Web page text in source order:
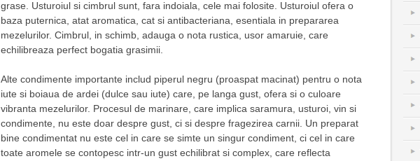
grase. Usturoiul si cimbrul sunt, fara indoiala, cele mai folosite. Usturoiul ofera o
baza puternica, atat aromatica, cat si antibacteriana, esentiala in prepararea
mezelurilor. Cimbrul, in schimb, adauga o nota rustica, usor amaruie, care
echilibreaza perfect bogatia grasimii.
Alte condimente importante includ piperul negru (proaspat macinat) pentru o nota
iute si boiaua de ardei (dulce sau iute) care, pe langa gust, ofera si o culoare
vibranta mezelurilor. Procesul de marinare, care implica saramura, usturoi, vin si
condimente, nu este doar despre gust, ci si despre fragezirea carnii. Un preparat
bine condimentat nu este cel in care se simte un singur condiment, ci cel in care
toate aromele se contopesc intr-un gust echilibrat si complex, care reflecta